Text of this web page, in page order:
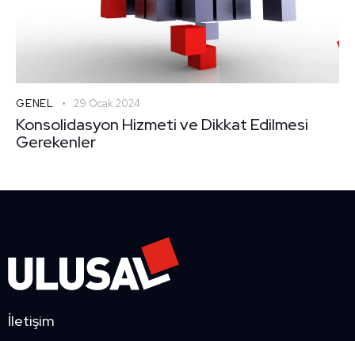
GENEL 29 Ocak 2024
Konsolidasyon Hizmeti ve Dikkat Edilmesi
Gerekenler
İletişim